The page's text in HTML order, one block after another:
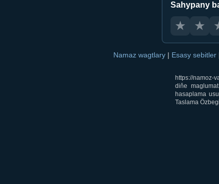
Sahypany
★ ★
Namaz wagtlary | Esasy sebitler
https://namoz-
diňe
hasaplama
Taslama